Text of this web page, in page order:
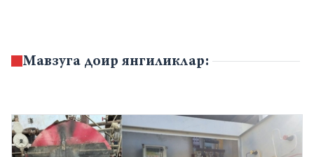
Мавзуга доир янгиликлар: